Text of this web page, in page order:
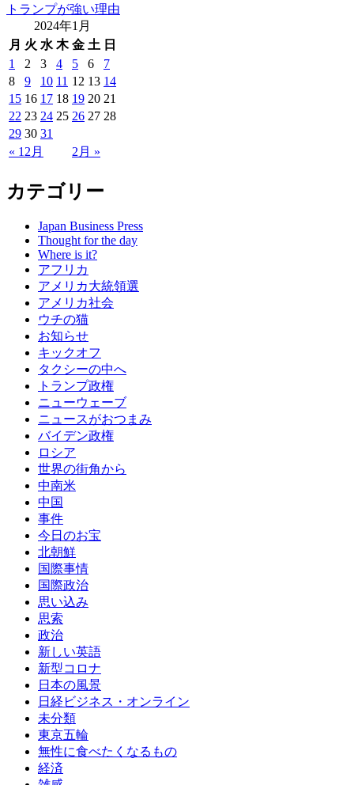
トランプが強い理由
2024年1月
月 火 水 木 金 土 日
« 12月 2月 »
1 2 3 4 5 6
7
8
9 10 11 12 13 14
15 16 17 18 19 20 21
22 23 24 25 26 27 28
29 30 31
カテゴリー
Japan Business Press
Thought for the day
Where is it?
アフリカ
アメリカ大統領選
アメリカ社会
ウチの猫
お知らせ
キックオフ
タクシーの中へ
トランプ政権
ニューウェーブ
ニュースがおつまみ
バイデン政権
ロシア
世界の街角から
中南米
中国
事件
今日のお宝
北朝鮮
国際事情
国際政治
思い込み
思索
政治
新しい英語
新型コロナ
日本の風景
日経ビジネス・オンライン
未分類
東京五輪
無性に食べたくなるもの
経済